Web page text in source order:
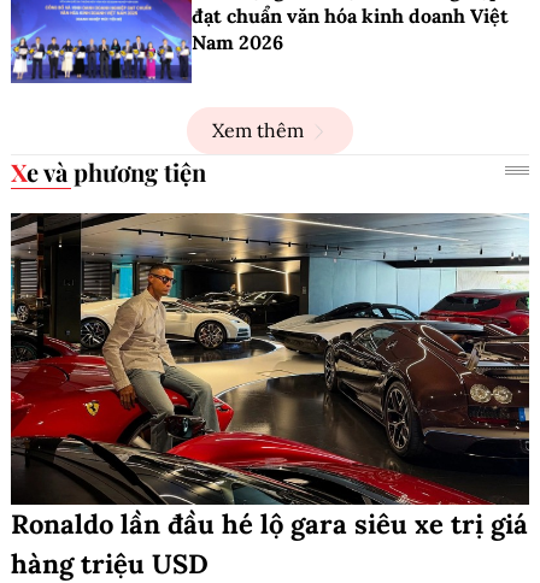
đạt chuẩn văn hóa kinh doanh Việt
Nam 2026
Xem thêm
Xe và phương tiện
Ronaldo lần đầu hé lộ gara siêu xe trị giá
hàng triệu USD